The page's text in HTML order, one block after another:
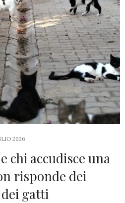
2026
chi accudisce una
risponde dei
gatti